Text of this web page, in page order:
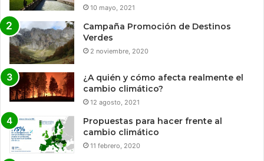
10 mayo, 2021
Campaña Promoción de Destinos
Verdes
2 noviembre, 2020
¿A quién y cómo afecta realmente el
cambio climático?
12 agosto, 2021
Propuestas para hacer frente al
cambio climático
11 febrero, 2020